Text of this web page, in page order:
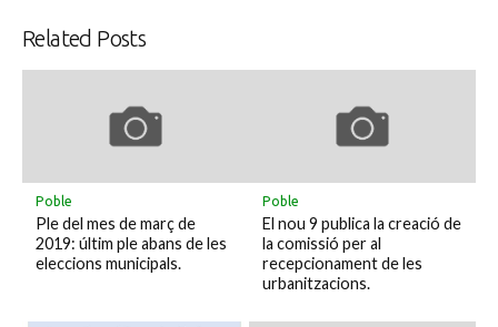
Related Posts
Poble
Ple del mes de març de
2019: últim ple abans de les
eleccions municipals.
Poble
El nou 9 publica la creació de
la comissió per al
recepcionament de les
urbanitzacions.